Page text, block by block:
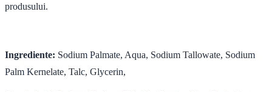
produsului.
Ingrediente: Sodium Palmate, Aqua, Sodium Tallowate, Sodium
Palm Kernelate, Talc, Glycerin,